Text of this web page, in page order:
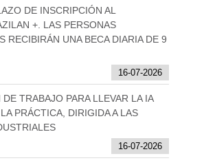
DE INSCRIPCIÓN AL
+. LAS PERSONAS
RECIBIRÁN UNA BECA DIARIA DE 9
16-07-2026
DE TRABAJO PARA LLEVAR LA IA
PRÁCTICA, DIRIGIDA A LAS
16-07-2026